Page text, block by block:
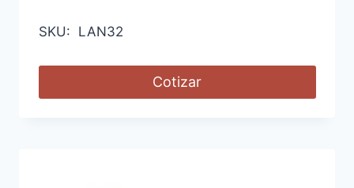
SKU: LAN32
Cotizar